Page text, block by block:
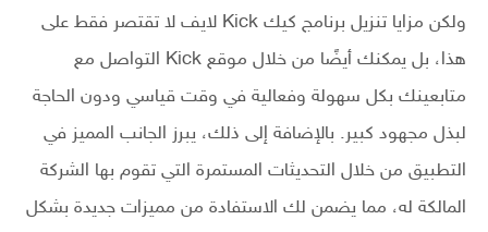
ولكن مزايا تنزيل برنامج كيك Kick لايف لا تقتصر فقط على
هذا، بل يمكنك أيضًا من خلال موقع Kick التواصل مع
متابعينك بكل سهولة وفعالية في وقت قياسي ودون الحاجة
لبذل مجهود كبير. بالإضافة إلى ذلك، يبرز الجانب المميز في
التطبيق من خلال التحديثات المستمرة التي تقوم بها الشركة
المالكة له، مما يضمن لك الاستفادة من مميزات جديدة بشكل